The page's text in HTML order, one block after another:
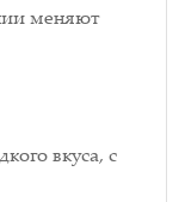
меняют
вкуса, с